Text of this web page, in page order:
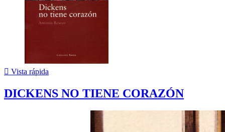
 Vista rápida
DICKENS NO TIENE CORAZÓN